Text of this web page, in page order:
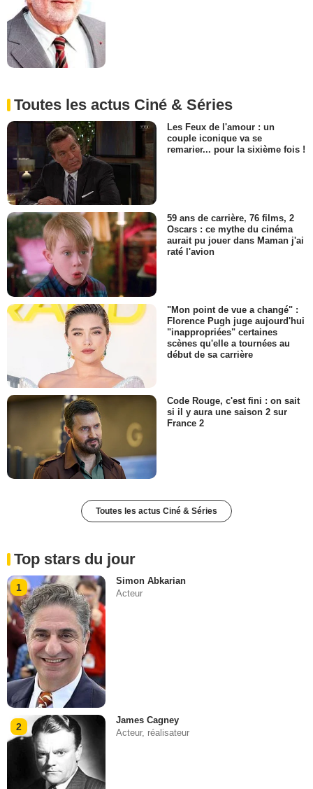
Toutes les actus Ciné & Séries
Les Feux de l'amour : un
couple iconique va se
remarier... pour la sixième fois !
59 ans de carrière, 76 films, 2
Oscars : ce mythe du cinéma
aurait pu jouer dans Maman j'ai
raté l'avion
"Mon point de vue a changé" :
Florence Pugh juge aujourd'hui
"inappropriées" certaines
scènes qu'elle a tournées au
début de sa carrière
Code Rouge, c'est fini : on sait
si il y aura une saison 2 sur
France 2
Toutes les actus Ciné & Séries
Top stars du jour
1
Simon Abkarian
Acteur
2
James Cagney
Acteur, réalisateur